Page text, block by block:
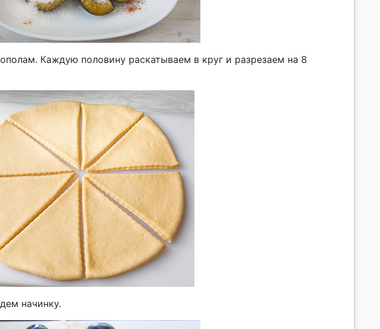
Каждую половину раскатываем в круг и разрезаем на 8
начинку.